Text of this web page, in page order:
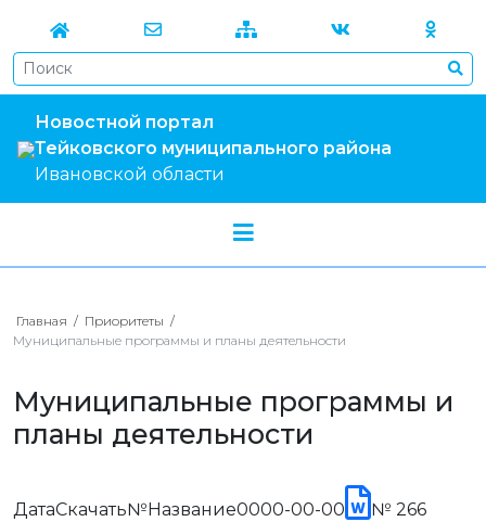
Новостной портал
Тейковского муниципального района
Ивановской области
Главная / Приоритеты /
Муниципальные программы и планы деятельности
Муниципальные программы и
планы деятельности
ДатаСкачать№Название0000-00-00
№ 266